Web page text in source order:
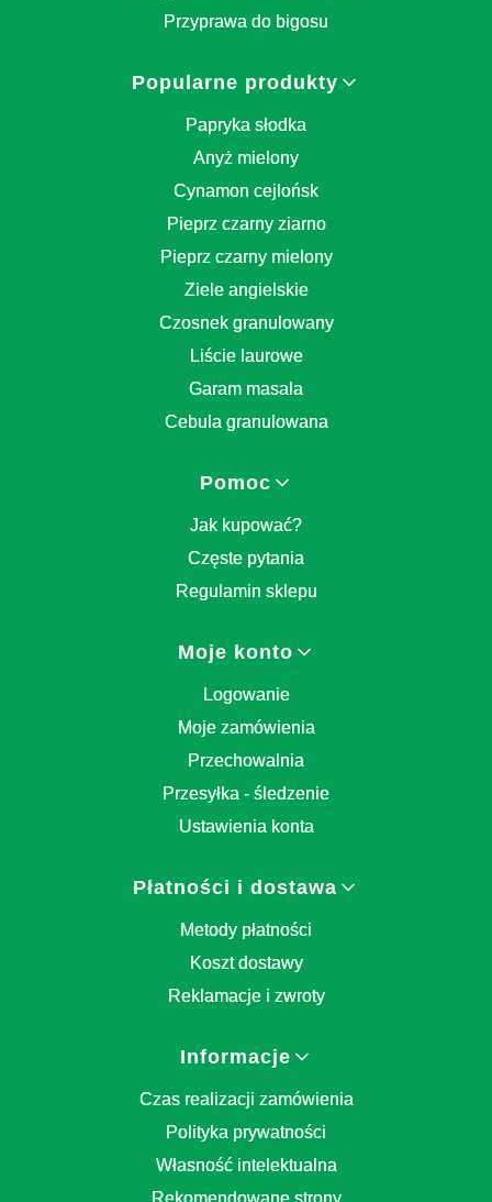
Przyprawa do bigosu
Popularne produkty
Papryka słodka
Anyż mielony
Cynamon cejlońsk
Pieprz czarny ziarno
Pieprz czarny mielony
Ziele angielskie
Czosnek granulowany
Liście laurowe
Garam masala
Cebula granulowana
Pomoc
Jak kupować?
Częste pytania
Regulamin sklepu
Moje konto
Logowanie
Moje zamówienia
Przechowalnia
Przesyłka - śledzenie
Ustawienia konta
Płatności i dostawa
Metody płatności
Koszt dostawy
Reklamacje i zwroty
Informacje
Czas realizacji zamówienia
Polityka prywatności
Własność intelektualna
Rekomendowane strony